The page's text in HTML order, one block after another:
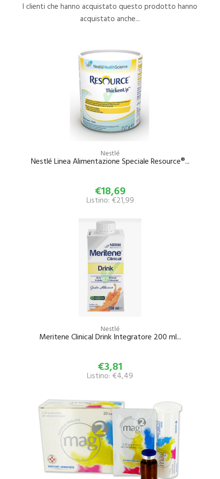
I clienti che hanno acquistato questo prodotto hanno
acquistato anche...
Nestlé
Nestlé Linea Alimentazione Speciale Resource®...
€18,69
Listino: €21,99
Nestlé
Meritene Clinical Drink Integratore 200 ml...
€3,81
Listino: €4,49